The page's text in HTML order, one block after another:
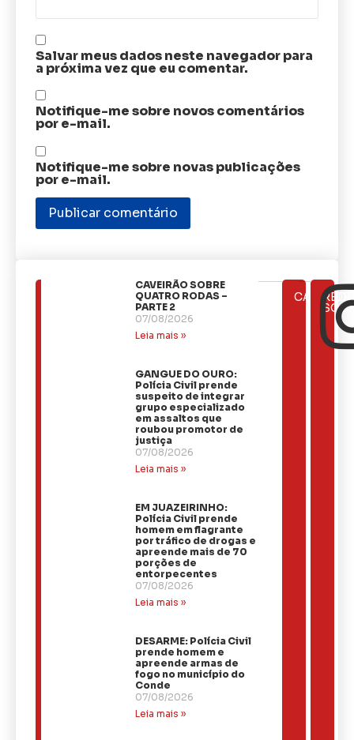
Salvar meus dados neste navegador para
a próxima vez que eu comentar.
Notifique-me sobre novos comentários
por e-mail.
Notifique-me sobre novas publicações
por e-mail.
CAVEIRÃO SOBRE
QUATRO RODAS –
PARTE 2
07/08/2026
Leia mais »
GANGUE DO OURO:
Polícia Civil prende
suspeito de integrar
grupo especializado
em assaltos que
roubou promotor de
justiça
07/08/2026
Leia mais »
EM JUAZEIRINHO:
Polícia Civil prende
homem em flagrante
por tráfico de drogas e
apreende mais de 70
porções de
entorpecentes
07/08/2026
Leia mais »
DESARME: Polícia Civil
prende homem e
apreende armas de
fogo no município do
Conde
07/08/2026
Leia mais »